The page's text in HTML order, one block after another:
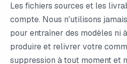
Les fichiers sources et les
compte. Nous n'utilisons
pour entraîner des modèles ni
produire et relivrer votre
suppression à tout moment et